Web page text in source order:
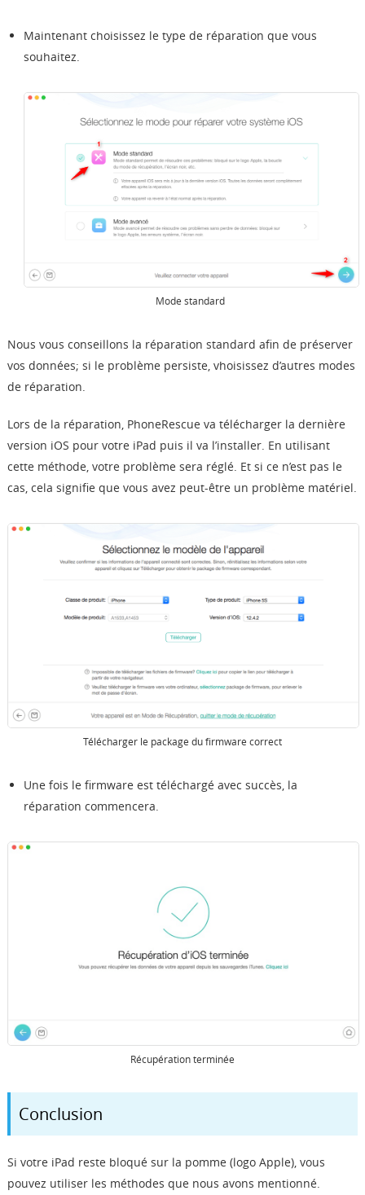
Maintenant choisissez le type de réparation que vous
souhaitez.
Mode standard
Nous vous conseillons la réparation standard afin de préserver
vos données; si le problème persiste, vhoisissez d’autres modes
de réparation.
Lors de la réparation, PhoneRescue va télécharger la dernière
version iOS pour votre iPad puis il va l’installer. En utilisant
cette méthode, votre problème sera réglé. Et si ce n’est pas le
cas, cela signifie que vous avez peut-être un problème matériel.
Télécharger le package du firmware correct
Une fois le firmware est téléchargé avec succès, la
réparation commencera.
Récupération terminée
Conclusion
Si votre iPad reste bloqué sur la pomme (logo Apple), vous
pouvez utiliser les méthodes que nous avons mentionné.